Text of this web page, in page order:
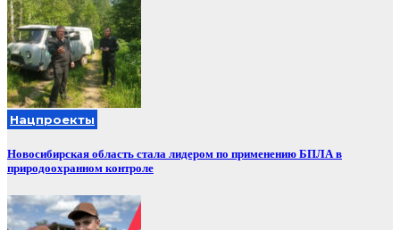
Нацпроекты
Новосибирская область стала лидером по применению БПЛА в
природоохранном контроле